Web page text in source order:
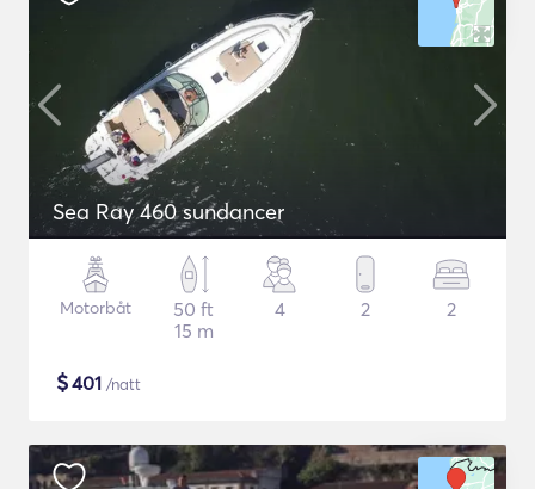
Sea Ray 460 sundancer
Motorbåt
50 ft
15 m
4 2 2
$401 /natt